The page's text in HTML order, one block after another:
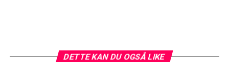
DETTE KAN DU OGSÅ LIKE